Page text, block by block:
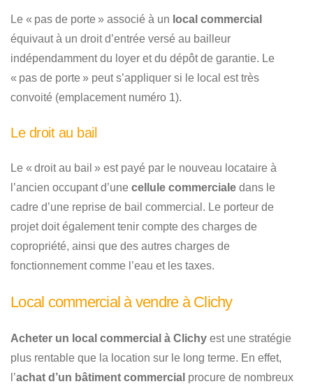
Le « pas de porte » associé à un local commercial
équivaut à un droit d’entrée versé au bailleur
indépendamment du loyer et du dépôt de garantie. Le
« pas de porte » peut s’appliquer si le local est très
convoité (emplacement numéro 1).
Le droit au bail
Le « droit au bail » est payé par le nouveau locataire à
l’ancien occupant d’une cellule commerciale dans le
cadre d’une reprise de bail commercial. Le porteur de
projet doit également tenir compte des charges de
copropriété, ainsi que des autres charges de
fonctionnement comme l’eau et les taxes.
Local commercial à vendre à Clichy
Acheter un local commercial à Clichy est une stratégie
plus rentable que la location sur le long terme. En effet,
l’achat d’un bâtiment commercial procure de nombreux